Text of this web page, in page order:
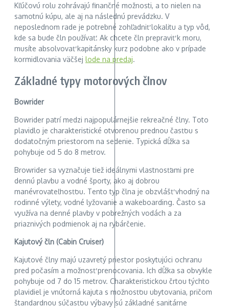
Kľúčovú rolu zohrávajú finančné možnosti, a to nielen na
samotnú kúpu, ale aj na následnú prevádzku. V
neposlednom rade je potrebné zohľadniť lokalitu a typ vôd,
kde sa bude čln používať. Ak chcete čln prepraviť k moru,
musíte absolvovať kapitánsky kurz podobne ako v prípade
kormidlovania väčšej lode na predaj.
Základné typy motorových člnov
Bowrider
Bowrider patrí medzi najpopulárnejšie rekreačné člny. Toto
plavidlo je charakteristické otvorenou prednou časťou s
dodatočným priestorom na sedenie. Typická dĺžka sa
pohybuje od 5 do 8 metrov.
Browrider sa vyznačuje tiež ideálnymi vlastnosťami pre
dennú plavbu a vodné športy, ako aj dobrou
manévrovateľnosťou. Tento typ člna je obzvlášť vhodný na
rodinné výlety, vodné lyžovanie a wakeboarding. Často sa
využíva na denné plavby v pobrežných vodách a za
priaznivých podmienok aj na rybárčenie.
Kajutový čln (Cabin Cruiser)
Kajutové člny majú uzavretý priestor poskytujúci ochranu
pred počasím a možnosť prenocovania. Ich dĺžka sa obvykle
pohybuje od 7 do 15 metrov. Charakteristickou črtou týchto
plavidiel je vnútorná kajuta s možnosťou ubytovania, pričom
štandardnou súčasťou výbavy sú základné sanitárne